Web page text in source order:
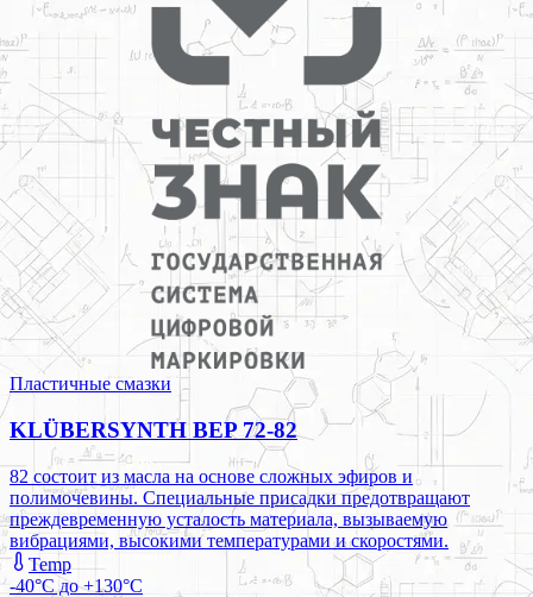
Пластичные смазки
KLÜBERSYNTH BEP 72-82
82 состоит из масла на основе сложных эфиров и
полимочевины. Специальные присадки предотвращают
преждевременную усталость материала, вызываемую
вибрациями, высокими температурами и скоростями.
Temp
-40°C до +130°C